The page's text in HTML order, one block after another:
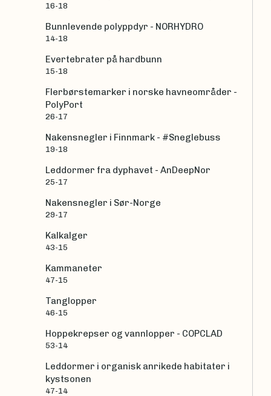
16-18
Bunnlevende polyppdyr - NORHYDRO
14-18
Evertebrater på hardbunn
15-18
Flerbørstemarker i norske havneområder -
PolyPort
26-17
Nakensnegler i Finnmark - #Sneglebuss
19-18
Leddormer fra dyphavet - AnDeepNor
25-17
Nakensnegler i Sør-Norge
29-17
Kalkalger
43-15
Kammaneter
47-15
Tanglopper
46-15
Hoppekrepser og vannlopper - COPCLAD
53-14
Leddormer i organisk anrikede habitater i
kystsonen
47-14